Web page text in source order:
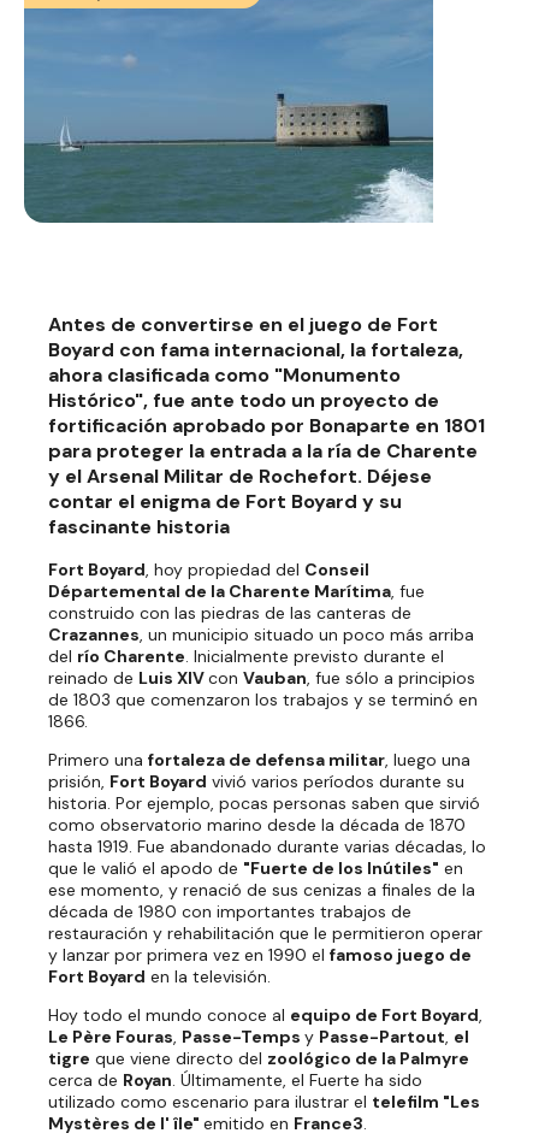
Antes de convertirse en el juego de Fort
Boyard con fama internacional, la fortaleza,
ahora clasificada como "Monumento
Histórico", fue ante todo un proyecto de
fortificación aprobado por Bonaparte en 1801
para proteger la entrada a la ría de Charente
y el Arsenal Militar de Rochefort. Déjese
contar el enigma de Fort Boyard y su
fascinante historia
Fort Boyard, hoy propiedad del Conseil
Départemental de la Charente Marítima, fue
construido con las piedras de las canteras de
Crazannes, un municipio situado un poco más arriba
del río Charente. Inicialmente previsto durante el
reinado de Luis XIVcon Vauban, fue sólo a principios
de 1803 que comenzaron los trabajos y se terminó en
1866.
Primero una fortaleza de defensa militar, luego una
prisión, Fort Boyard vivió varios períodos durante su
historia. Por ejemplo, pocas personas saben que sirvió
como observatorio marino desde la década de 1870
hasta 1919. Fue abandonado durante varias décadas, lo
que le valió el apodo de "Fuerte de los Inútiles" en
ese momento, y renació de sus cenizas a finales de la
década de 1980 con importantes trabajos de
restauración y rehabilitación que le permitieron operar
y lanzar por primera vez en 1990 el famoso juego de
Fort Boyard en la televisión.
Hoy todo el mundo conoce al equipo de Fort Boyard,
Le Père Fouras, Passe-Temps y Passe-Partout, el
tigre que viene directo del zoológico de la Palmyre
cerca de Royan. Últimamente, el Fuerte ha sido
utilizado como escenario para ilustrar el telefilm "Les
Mystères de l' île" emitido en France3.